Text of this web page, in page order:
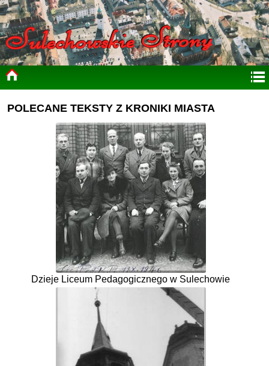
POLECANE TEKSTY Z KRONIKI MIASTA
Dzieje Liceum Pedagogicznego w Sulechowie